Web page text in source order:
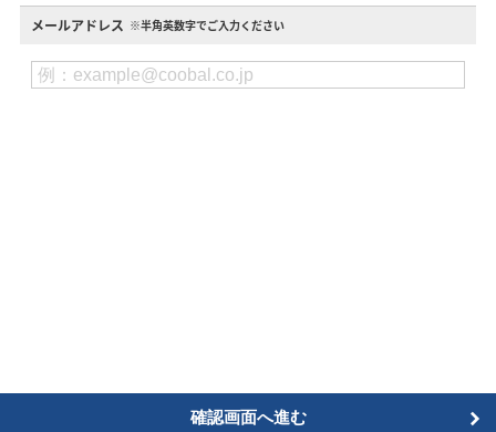
メールアドレス ※半角英数字でご入力ください
確認画面へ進む